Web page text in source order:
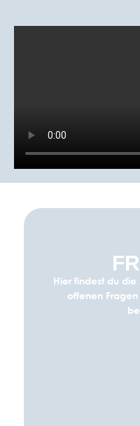
Hier findest du
offenen